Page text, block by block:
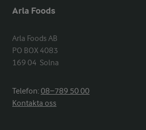
Arla Foods
Arla Foods AB
PO BOX 4083
169 04  Solna
Telefon:08−789 50 00
Kontakta oss